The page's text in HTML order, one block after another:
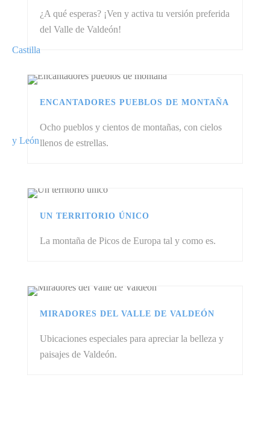
¿A qué esperas? ¡Ven y activa tu versión preferida
del Valle de Valdeón!
ENCANTADORES PUEBLOS DE MONTAÑA
Ocho pueblos y cientos de montañas, con cielos
llenos de estrellas.
UN TERRITORIO ÚNICO
La montaña de Picos de Europa tal y como es.
MIRADORES DEL VALLE DE VALDEÓN
Ubicaciones especiales para apreciar la belleza y
paisajes de Valdeón.